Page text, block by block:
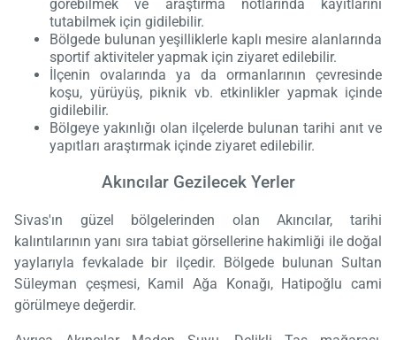
görebilmek ve araştırma notlarında kayıtlarını
tutabilmek için gidilebilir.
Bölgede bulunan yeşilliklerle kaplı mesire alanlarında
sportif aktiviteler yapmak için ziyaret edilebilir.
İlçenin ovalarında ya da ormanlarının çevresinde
koşu, yürüyüş, piknik vb. etkinlikler yapmak içinde
gidilebilir.
Bölgeye yakınlığı olan ilçelerde bulunan tarihi anıt ve
yapıtları araştırmak içinde ziyaret edilebilir.
Akıncılar Gezilecek Yerler
Sivas'ın güzel bölgelerinden olan Akıncılar, tarihi
kalıntılarının yanı sıra tabiat görsellerine hakimliği ile doğal
yaylarıyla fevkalade bir ilçedir. Bölgede bulunan Sultan
Süleyman çeşmesi, Kamil Ağa Konağı, Hatipoğlu cami
görülmeye değerdir.